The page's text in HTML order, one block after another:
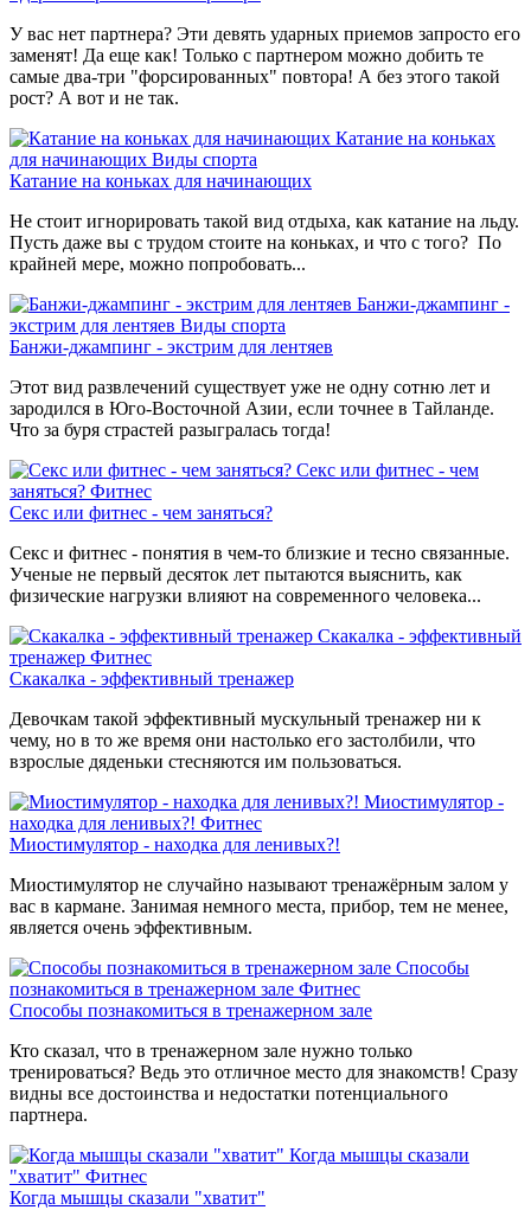
У вас нет партнера? Эти девять ударных приемов запросто его
заменят! Да еще как! Только с партнером можно добить те
самые два-три "форсированных" повтора! А без этого такой
рост? А вот и не так.
Катание на коньках
для начинающих Виды спорта
Катание на коньках для начинающих
Не стоит игнорировать такой вид отдыха, как катание на льду.
Пусть даже вы с трудом стоите на коньках, и что с того? По
крайней мере, можно попробовать...
Банжи-джампинг -
экстрим для лентяев Виды спорта
Банжи-джампинг - экстрим для лентяев
Этот вид развлечений существует уже не одну сотню лет и
зародился в Юго-Восточной Азии, если точнее в Тайланде.
Что за буря страстей разыгралась тогда!
Секс или фитнес - чем
заняться? Фитнес
Секс или фитнес - чем заняться?
Секс и фитнес - понятия в чем-то близкие и тесно связанные.
Ученые не первый десяток лет пытаются выяснить, как
физические нагрузки влияют на современного человека...
Скакалка - эффективный
тренажер Фитнес
Скакалка - эффективный тренажер
Девочкам такой эффективный мускульный тренажер ни к
чему, но в то же время они настолько его застолбили, что
взрослые дяденьки стесняются им пользоваться.
Миостимулятор -
находка для ленивых?! Фитнес
Миостимулятор - находка для ленивых?!
Миостимулятор не случайно называют тренажёрным залом у
вас в кармане. Занимая немного места, прибор, тем не менее,
является очень эффективным.
Способы
познакомиться в тренажерном зале Фитнес
Способы познакомиться в тренажерном зале
Кто сказал, что в тренажерном зале нужно только
тренироваться? Ведь это отличное место для знакомств! Сразу
видны все достоинства и недостатки потенциального
партнера.
Когда мышцы сказали
"хватит" Фитнес
Когда мышцы сказали "хватит"